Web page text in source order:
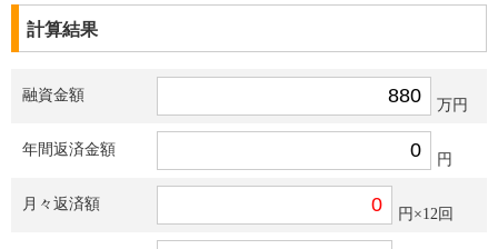
計算結果
融資金額
万円
年間返済金額
円
月々返済額
円×12回